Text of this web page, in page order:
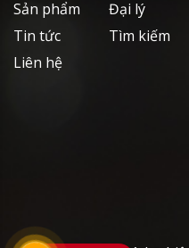
Sản phẩm
Đại lý
Tin tức
Tìm kiếm
Liên hệ